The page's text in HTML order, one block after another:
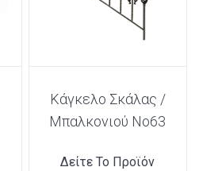
Κάγκελο Σκάλας /
Μπαλκονιού Νο63
Δείτε Το Προϊόν